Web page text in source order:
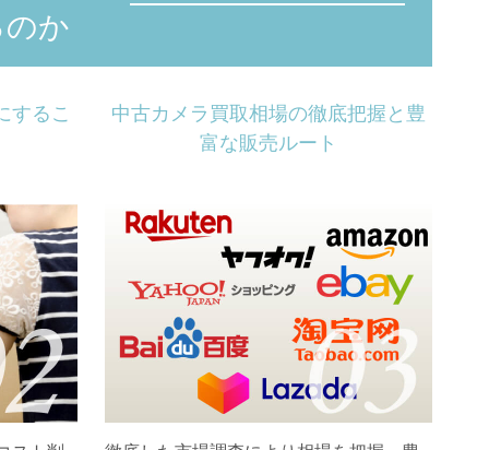
か
するこ
中古カメラ買取相場の徹底把握と豊
富な販売ルート